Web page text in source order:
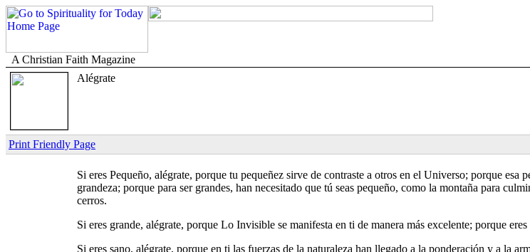
A Christian Faith Magazine
Alégrate
Print Friendly Page
Si eres Pequeño, alégrate, porque tu pequeñez sirve de contraste a otros en el Universo; porque esa
grandeza; porque para ser grandes, han necesitado que tú seas pequeño, como la montaña para
cerros.
Si eres grande, alégrate, porque Lo Invisible se manifesta en ti de manera más excelente; porque
Si eres sano, alégrate, porque en ti las fuerzas de la naturaleza han llegado a la ponderación y a la